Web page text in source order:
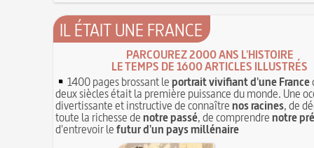
IL ÉTAIT UNE FRANCE
PARCOUREZ 2000 ANS L'HISTOIRE
LE TEMPS DE 1600 ARTICLES ILLUSTRÉS
1400 pages brossant leportrait vivifiant d'une France
deux siècles était la première puissance du monde. Une
divertissante et instructive de connaîtrenos racines, de
toute la richesse denotre passé, de comprendrenotre
d'entrevoir lefutur d'un pays millénaire